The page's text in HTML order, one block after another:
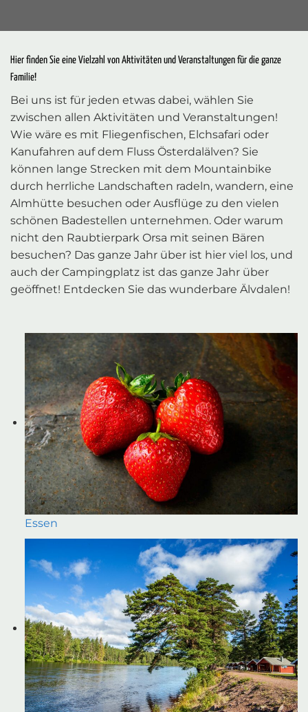
Hier finden Sie eine Vielzahl von Aktivitäten und Veranstaltungen für die ganze
Familie!
Bei uns ist für jeden etwas dabei, wählen Sie
zwischen allen Aktivitäten und Veranstaltungen!
Wie wäre es mit Fliegenfischen, Elchsafari oder
Kanufahren auf dem Fluss Österdalälven? Sie
können lange Strecken mit dem Mountainbike
durch herrliche Landschaften radeln, wandern, eine
Almhütte besuchen oder Ausflüge zu den vielen
schönen Badestellen unternehmen. Oder warum
nicht den Raubtierpark Orsa mit seinen Bären
besuchen? Das ganze Jahr über ist hier viel los, und
auch der Campingplatz ist das ganze Jahr über
geöffnet! Entdecken Sie das wunderbare Älvdalen!
Essen